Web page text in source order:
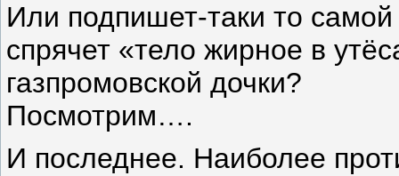
Или подпишет-таки то
спрячет «тело жирное в
газпромовской дочки?
Посмотрим….
И последнее. Наиболее